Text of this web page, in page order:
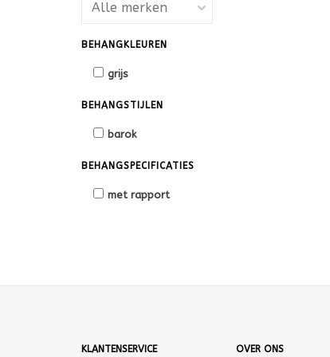
BEHANGKLEUREN
grijs
BEHANGSTIJLEN
barok
BEHANGSPECIFICATIES
met rapport
KLANTENSERVICE OVER ONS